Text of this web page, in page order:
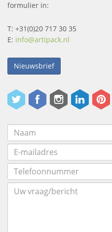
formulier in:
T: +31(0)20 717 30 35
E: info@artipack.nl
Nieuwsbrief